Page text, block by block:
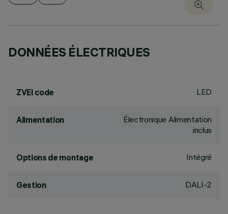
DONNÉES ÉLECTRIQUES
ZVEI code LED
Alimentation
Électronique Alimentation
inclus
Options de montage Intégré
Gestion DALI-2